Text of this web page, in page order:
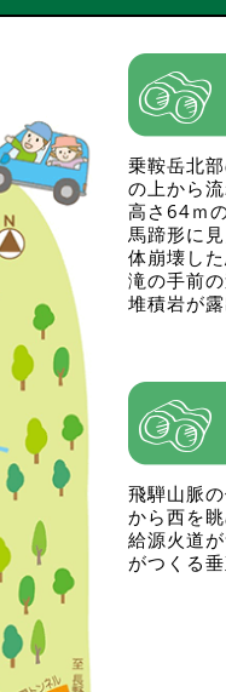
乗鞍岳北
の上から
高さ64ｍ
馬蹄形に
体崩壊し
滝の手前
堆積岩が露
飛騨山脈
から西を
給源火道
がつくる